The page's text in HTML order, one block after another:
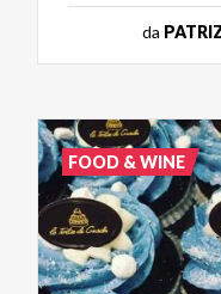
da
FOOD & WINE